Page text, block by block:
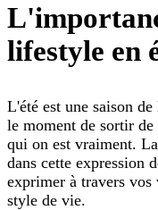
lifestyle en
L'été est une saison
le moment de sortir
qui on est vraiment.
dans cette expression
exprimer à travers vos
style de vie.